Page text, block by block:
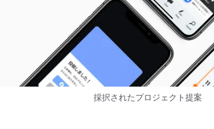
採択されたプロジェクト提案